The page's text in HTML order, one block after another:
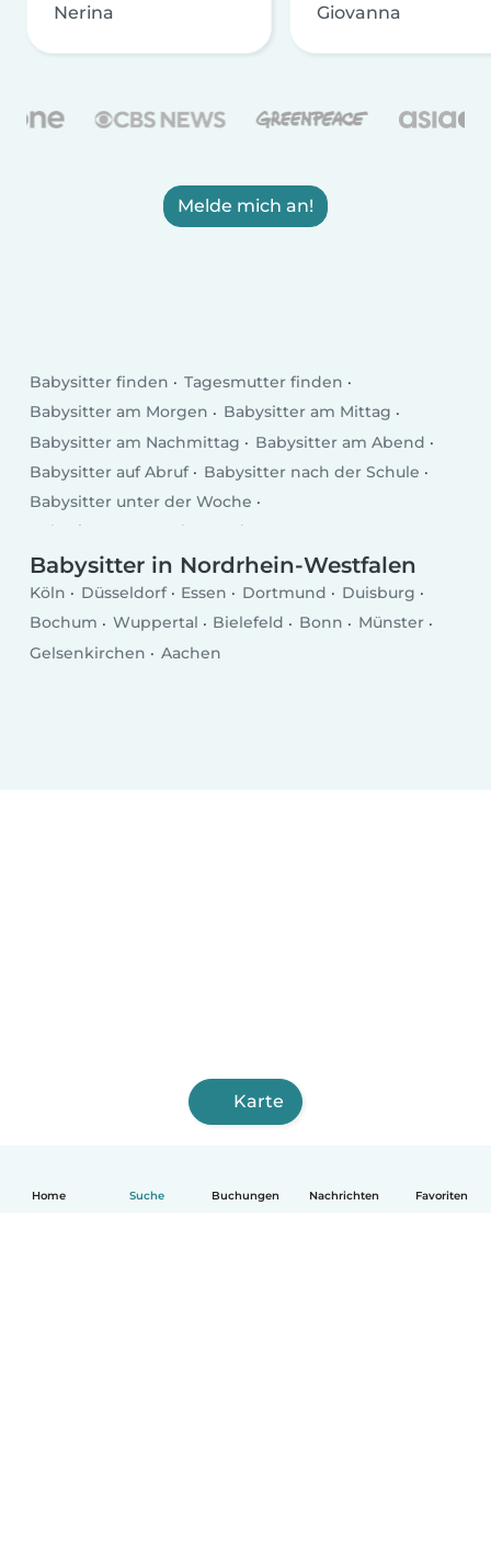
Home Suche Buchungen Nachrichten Favoriten
Nerina Giovanna
Melde mich an!
Babysitter finden
Tagesmutter finden
Babysitter am Morgen
Babysitter am Mittag
Babysitter am Nachmittag
Babysitter am Abend
Babysitter auf Abruf
Babysitter nach der Schule
Babysitter unter der Woche
Babysitter am Wochenende
Babysitter in Nordrhein-Westfalen
Köln Düsseldorf Essen Dortmund
Duisburg
Bochum
Wuppertal Bielefeld Bonn
Münster
Gelsenkirchen
Aachen
Karte